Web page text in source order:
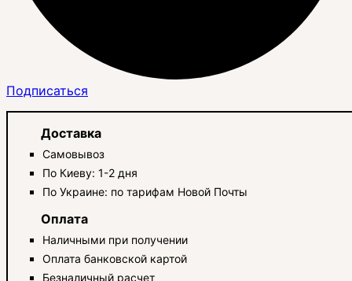
Подписаться
Доставка
Самовывоз
По Киеву: 1-2 дня
По Украине: по тарифам Новой Почты
Оплата
Наличными при получении
Оплата банковской картой
Безналичный расчет